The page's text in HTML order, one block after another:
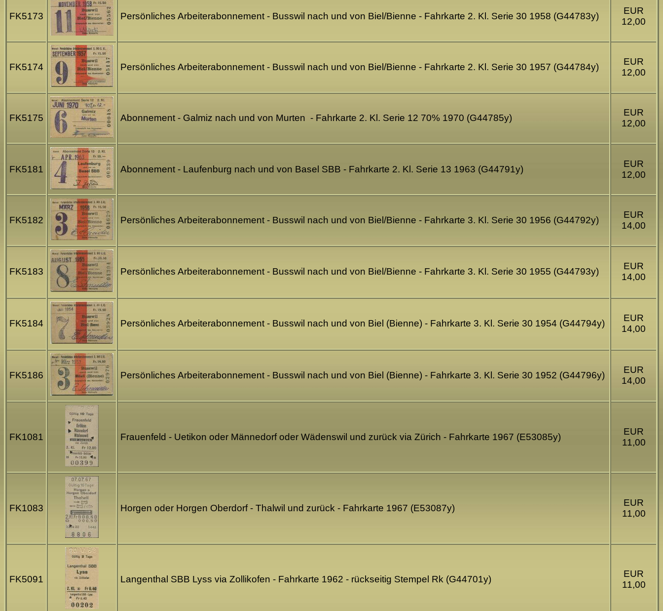
FK5173 Persönliches Arbeiterabonnement - Busswil nach und von Biel/Bienne - Fahrkarte 2. Kl. Serie 30 1958 (G44783y)
EUR
12,00
FK5174 Persönliches Arbeiterabonnement - Busswil nach und von Biel/Bienne - Fahrkarte 2. Kl. Serie 30 1957 (G44784y)
EUR
12,00
FK5175 Abonnement - Galmiz nach und von Murten - Fahrkarte 2. Kl. Serie 12 70% 1970 (G44785y)
EUR
12,00
FK5181 Abonnement - Laufenburg nach und von Basel SBB - Fahrkarte 2. Kl. Serie 13 1963 (G44791y)
EUR
12,00
FK5182 Persönliches Arbeiterabonnement - Busswil nach und von Biel/Bienne - Fahrkarte 3. Kl. Serie 30 1956 (G44792y)
EUR
14,00
FK5183 Persönliches Arbeiterabonnement - Busswil nach und von Biel/Bienne - Fahrkarte 3. Kl. Serie 30 1955 (G44793y)
EUR
14,00
FK5184 Persönliches Arbeiterabonnement - Busswil nach und von Biel (Bienne) - Fahrkarte 3. Kl. Serie 30 1954 (G44794y)
EUR
14,00
FK5186 Persönliches Arbeiterabonnement - Busswil nach und von Biel (Bienne) - Fahrkarte 3. Kl. Serie 30 1952 (G44796y)
EUR
14,00
FK1081 Frauenfeld - Uetikon oder Männedorf oder Wädenswil und zurück via Zürich - Fahrkarte 1967 (E53085y)
EUR
11,00
FK1083 Horgen oder Horgen Oberdorf - Thalwil und zurück - Fahrkarte 1967 (E53087y)
EUR
11,00
FK5091 Langenthal SBB Lyss via Zollikofen - Fahrkarte 1962 - rückseitig Stempel Rk (G44701y)
EUR
11,00